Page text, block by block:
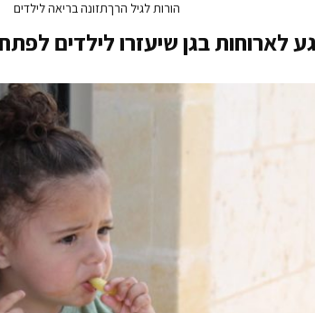
הורות לגיל הרךתזונה בריאה לילדים